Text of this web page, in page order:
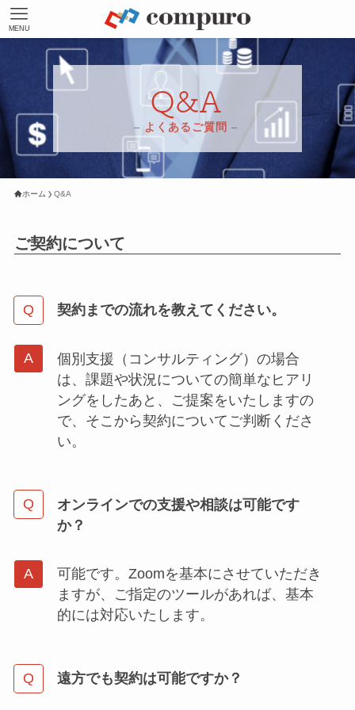
MENU
Q&A
– よくあるご質問 –
ホーム Q&A
ご契約について
契約までの流れを教えてください。
個別支援（コンサルティング）の場合
は、課題や状況についての簡単なヒアリ
ングをしたあと、ご提案をいたしますの
で、そこから契約についてご判断くださ
い。
オンラインでの支援や相談は可能です
か？
可能です。Zoomを基本にさせていただき
ますが、ご指定のツールがあれば、基本
的には対応いたします。
遠方でも契約は可能ですか？